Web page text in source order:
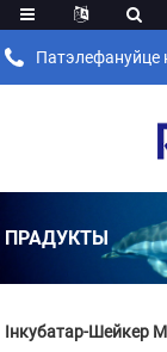
Патэлефануйце
ПРАДУКТЫ
Інкубатар-Шейкер